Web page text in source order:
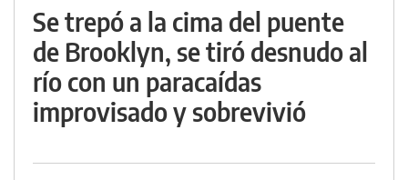
Se trepó a la cima del puente
de Brooklyn, se tiró desnudo al
río con un paracaídas
improvisado y sobrevivió